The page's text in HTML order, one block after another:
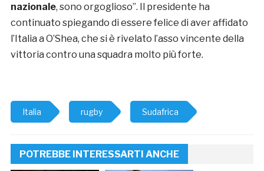
nazionale, sono orgoglioso”. Il presidente ha
continuato spiegando di essere felice di aver affidato
l’Italia a O’Shea, che si è rivelato l’asso vincente della
vittoria contro una squadra molto più forte.
Italia rugby Sudafrica
POTREBBE INTERESSARTI ANCHE